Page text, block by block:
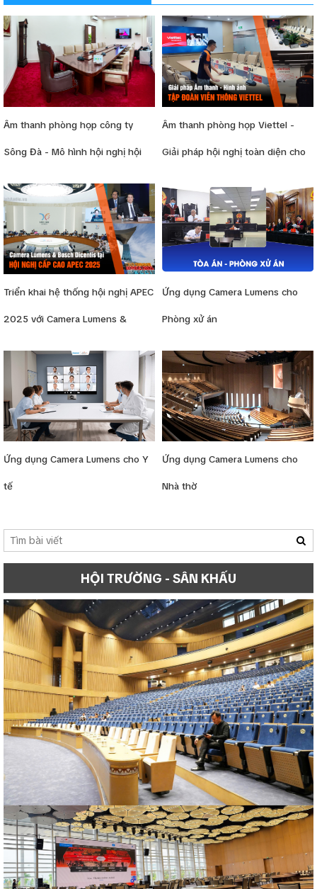
Âm thanh phòng họp công ty
Sông Đà - Mô hình hội nghị hội
Âm thanh phòng họp Viettel -
Giải pháp hội nghị toàn diện cho
Triển khai hệ thống hội nghị APEC
2025 với Camera Lumens &
Ứng dụng Camera Lumens cho
Phòng xử án
Ứng dụng Camera Lumens cho Y
tế
Ứng dụng Camera Lumens cho
Nhà thờ
HỘI TRƯỜNG - SÂN KHẤU